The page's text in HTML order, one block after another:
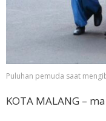
Puluhan pemuda saat
KOTA MALANG –